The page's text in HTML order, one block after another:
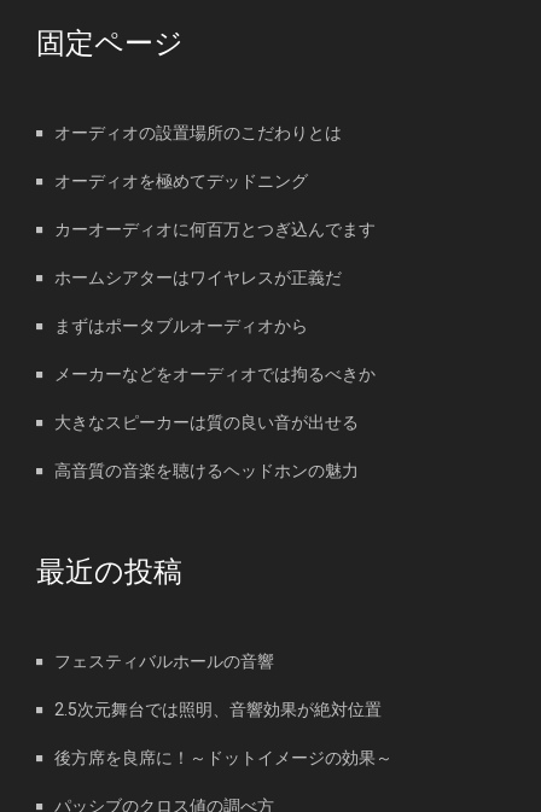
固定ページ
オーディオの設置場所のこだわりとは
オーディオを極めてデッドニング
カーオーディオに何百万とつぎ込んでます
ホームシアターはワイヤレスが正義だ
まずはポータブルオーディオから
メーカーなどをオーディオでは拘るべきか
大きなスピーカーは質の良い音が出せる
高音質の音楽を聴けるヘッドホンの魅力
最近の投稿
フェスティバルホールの音響
2.5次元舞台では照明、音響効果が絶対位置
後方席を良席に！～ドットイメージの効果～
パッシブのクロス値の調べ方